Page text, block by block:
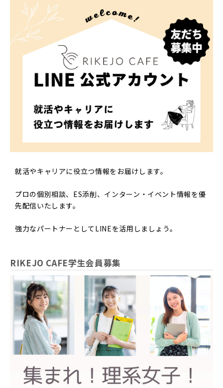
就活やキャリアに役立つ情報をお届けします。
プロの個別相談、ES添削、インターン・イベント情報を優
先配信いたします。
強力なパートナーとしてLINEを活用しましょう。
RIKEJO CAFE学生会員募集